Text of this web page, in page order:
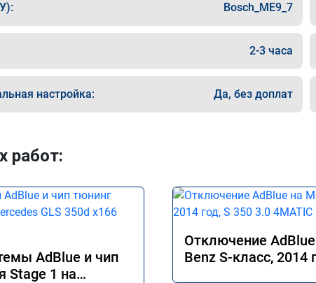
Bosch_ME9_7
2-3 часа
настройка: Да, без доплат
работ:
AdBlue и чип
Stage 1 на
Отключение
Benz S-класс, 2014